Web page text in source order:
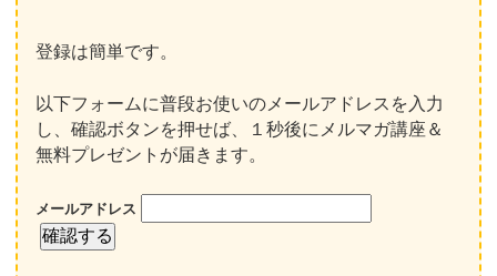
登録は簡単です。
以下フォームに普段お使いのメールアドレスを入力
し、確認ボタンを押せば、１秒後にメルマガ講座＆
無料プレゼントが届きます。
メールアドレス